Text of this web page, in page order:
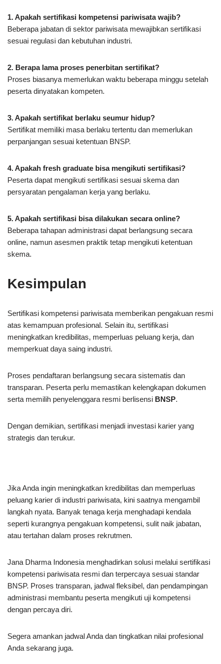
1. Apakah sertifikasi kompetensi pariwisata wajib?
Beberapa jabatan di sektor pariwisata mewajibkan sertifikasi
sesuai regulasi dan kebutuhan industri.
2. Berapa lama proses penerbitan sertifikat?
Proses biasanya memerlukan waktu beberapa minggu setelah
peserta dinyatakan kompeten.
3. Apakah sertifikat berlaku seumur hidup?
Sertifikat memiliki masa berlaku tertentu dan memerlukan
perpanjangan sesuai ketentuan BNSP.
4. Apakah fresh graduate bisa mengikuti sertifikasi?
Peserta dapat mengikuti sertifikasi sesuai skema dan
persyaratan pengalaman kerja yang berlaku.
5. Apakah sertifikasi bisa dilakukan secara online?
Beberapa tahapan administrasi dapat berlangsung secara
online, namun asesmen praktik tetap mengikuti ketentuan
skema.
Kesimpulan
Sertifikasi kompetensi pariwisata memberikan pengakuan resmi
atas kemampuan profesional. Selain itu, sertifikasi
meningkatkan kredibilitas, memperluas peluang kerja, dan
memperkuat daya saing industri.
Proses pendaftaran berlangsung secara sistematis dan
transparan. Peserta perlu memastikan kelengkapan dokumen
serta memilih penyelenggara resmi berlisensi BNSP.
Dengan demikian, sertifikasi menjadi investasi karier yang
strategis dan terukur.
Jika Anda ingin meningkatkan kredibilitas dan memperluas
peluang karier di industri pariwisata, kini saatnya mengambil
langkah nyata. Banyak tenaga kerja menghadapi kendala
seperti kurangnya pengakuan kompetensi, sulit naik jabatan,
atau tertahan dalam proses rekrutmen.
Jana Dharma Indonesia menghadirkan solusi melalui sertifikasi
kompetensi pariwisata resmi dan terpercaya sesuai standar
BNSP. Proses transparan, jadwal fleksibel, dan pendampingan
administrasi membantu peserta mengikuti uji kompetensi
dengan percaya diri.
Segera amankan jadwal Anda dan tingkatkan nilai profesional
Anda sekarang juga.